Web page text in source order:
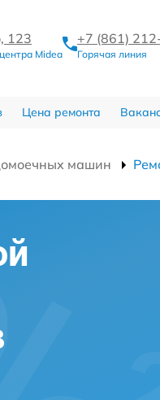
123
Midea
+7 (861)
Горячая линия
Цена ремонта
машин